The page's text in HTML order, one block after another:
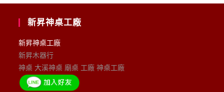
新昇神桌工廠
新昇神桌工廠
新昇木器行
神桌 大溪神桌 廟桌 工廠 神桌工廠